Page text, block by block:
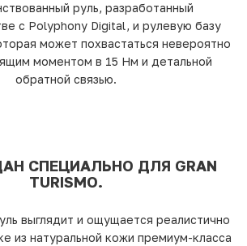
руль, разработанный
с Polyphony Digital, и рулевую базу
может похвастаться невероятно
моментом в 15 Нм и детальной
обратной связью.
СПЕЦИАЛЬНО ДЛЯ GRAN
TURISMO.
выглядит и ощущается реалистично
из натуральной кожи премиум-класса